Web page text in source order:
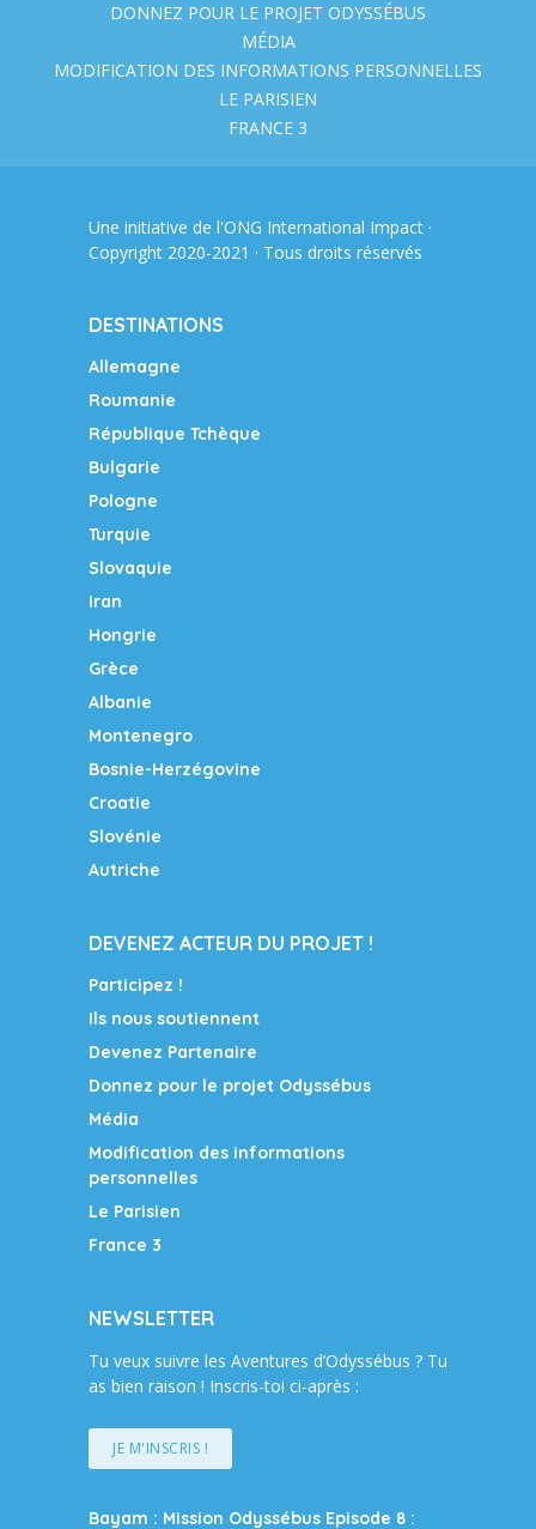
DONNEZ POUR LE PROJET ODYSSÉBUS
MÉDIA
MODIFICATION DES INFORMATIONS PERSONNELLES
LE PARISIEN
FRANCE 3
Une initiative de l'ONG International Impact ·
Copyright 2020-2021 · Tous droits réservés
DESTINATIONS
Allemagne
Roumanie
République Tchèque
Bulgarie
Pologne
Turquie
Slovaquie
Iran
Hongrie
Grèce
Albanie
Montenegro
Bosnie-Herzégovine
Croatie
Slovénie
Autriche
DEVENEZ ACTEUR DU PROJET !
Participez !
Ils nous soutiennent
Devenez Partenaire
Donnez pour le projet Odyssébus
Média
Modification des informations
personnelles
Le Parisien
France 3
NEWSLETTER
Tu veux suivre les Aventures d’Odyssébus ? Tu
as bien raison ! Inscris-toi ci-après :
JE M'INSCRIS !
Bayam : Mission Odyssébus Episode 8 :